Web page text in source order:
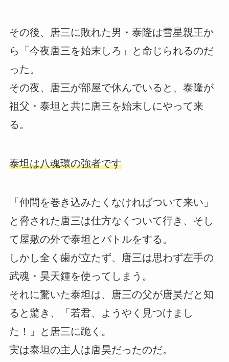
その後、唐三に敗れた男・泰隆は雪星親王か
ら「今夜唐三を始末しろ」と命じられるのだ
った。
その夜、唐三が部屋で休んでいると、泰隆が
祖父・泰坦と共に唐三を始末しにやって来
る。
泰坦は八魂環の強者です
「仲間を巻き込みたくなければついて来い」
と脅された唐三は仕方なくついて行き、そし
て屋敷の外で泰坦とバトルをする。
しかし全く歯が立たず、唐三は思わず左手の
武魂・昊天鍾を使ってしまう。
それに驚いた泰坦は、唐三の父が唐昊だと知
ると驚き、「若君、ようやく見つけまし
た！」と唐三に跪く。
実は泰坦の主人は唐昊だったのだ。